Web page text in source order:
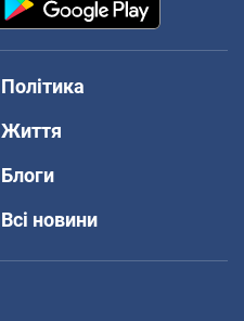
Політика
Життя
Блоги
Всі новини